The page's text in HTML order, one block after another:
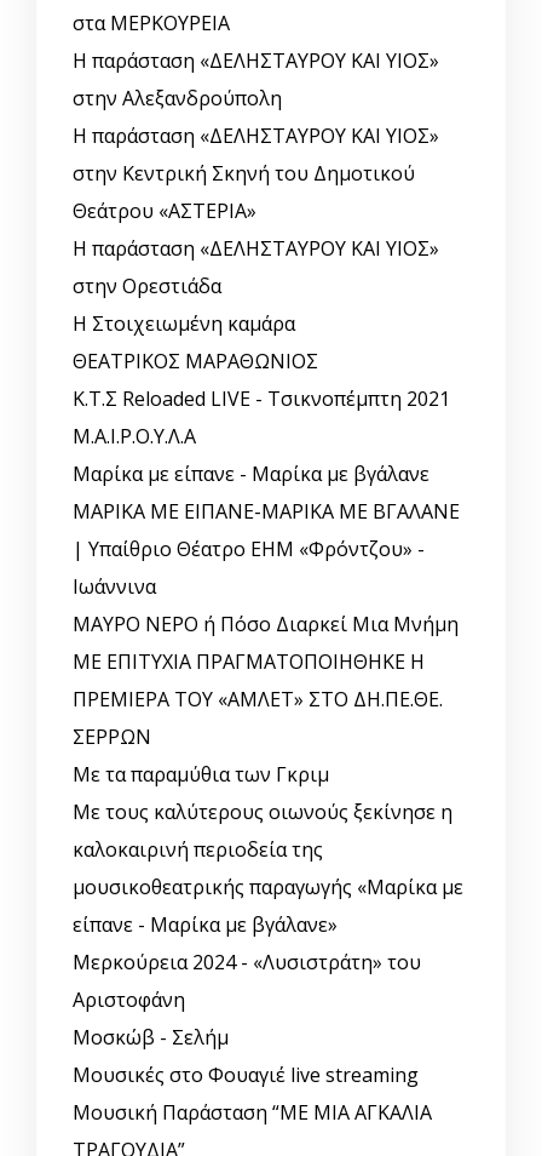
στα ΜΕΡΚΟΥΡΕΙΑ
Η παράσταση «ΔΕΛΗΣΤΑΥΡΟΥ ΚΑΙ ΥΙΟΣ»
στην Αλεξανδρούπολη
Η παράσταση «ΔΕΛΗΣΤΑΥΡΟΥ ΚΑΙ ΥΙΟΣ»
στην Κεντρική Σκηνή του Δημοτικού
Θεάτρου «ΑΣΤΕΡΙΑ»
Η παράσταση «ΔΕΛΗΣΤΑΥΡΟΥ ΚΑΙ ΥΙΟΣ»
στην Ορεστιάδα
Η Στοιχειωμένη καμάρα
ΘΕΑΤΡΙΚΟΣ ΜΑΡΑΘΩΝΙΟΣ
Κ.Τ.Σ Reloaded LIVE - Τσικνοπέμπτη 2021
Μ.Α.Ι.Ρ.Ο.Υ.Λ.Α
Μαρίκα με είπανε - Μαρίκα με βγάλανε
ΜΑΡΙΚΑ ΜΕ ΕΙΠΑΝΕ-ΜΑΡΙΚΑ ΜΕ ΒΓΑΛΑΝΕ
| Υπαίθριο Θέατρο ΕΗΜ «Φρόντζου» -
Ιωάννινα
ΜΑΥΡΟ ΝΕΡΟ ή Πόσο Διαρκεί Μια Μνήμη
ΜΕ ΕΠΙΤΥΧΙΑ ΠΡΑΓΜΑΤΟΠΟΙΗΘΗΚΕ Η
ΠΡΕΜΙΕΡΑ ΤΟΥ «ΑΜΛΕΤ» ΣΤΟ ΔΗ.ΠΕ.ΘΕ.
ΣΕΡΡΩΝ
Με τα παραμύθια των Γκριμ
Με τους καλύτερους οιωνούς ξεκίνησε η
καλοκαιρινή περιοδεία της
μουσικοθεατρικής παραγωγής «Μαρίκα με
είπανε - Μαρίκα με βγάλανε»
Μερκούρεια 2024 - «Λυσιστράτη» του
Αριστοφάνη
Μοσκώβ - Σελήμ
Μουσικές στο Φουαγιέ live streaming
Μουσική Παράσταση “ΜΕ ΜΙΑ ΑΓΚΑΛΙΑ
ΤΡΑΓΟΥΔΙΑ”